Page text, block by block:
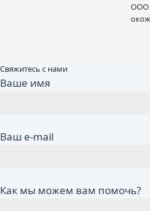
ООО
Свяжитесь с нами
Ваше имя
Ваш e-mail
Как мы можем вам помочь?